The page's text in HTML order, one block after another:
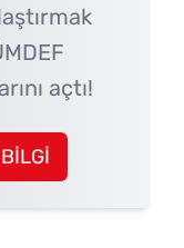
açtı!